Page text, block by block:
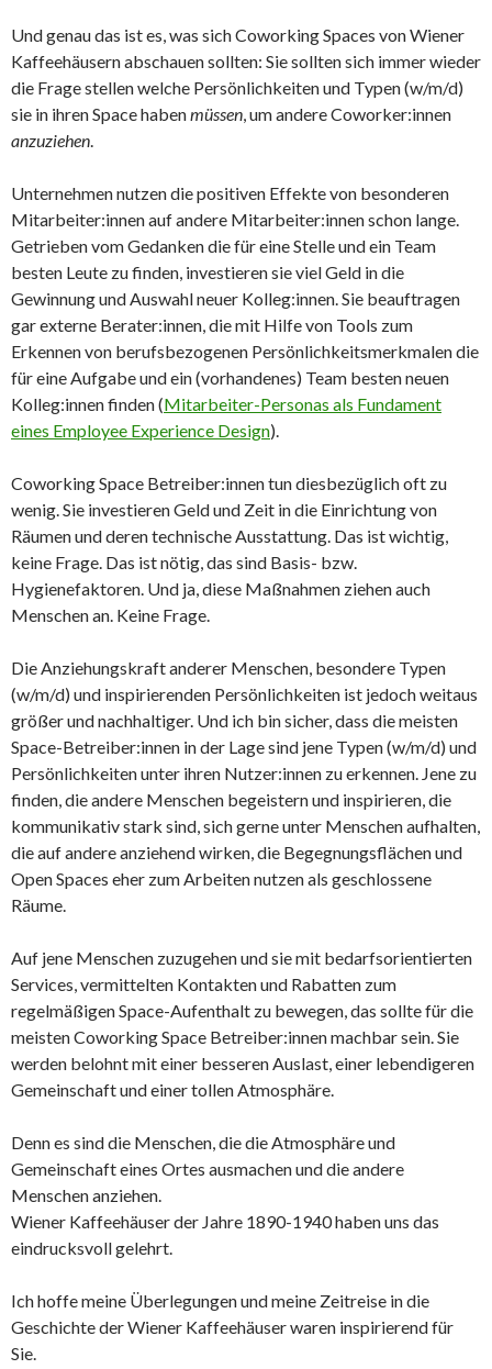
Und genau das ist es, was sich Coworking Spaces von Wiener
Kaffeehäusern abschauen sollten: Sie sollten sich immer wieder
die Frage stellen welche Persönlichkeiten und Typen (w/m/d)
sie in ihren Space habenmüssen, um andere Coworker:innen
anzuziehen.
Unternehmen nutzen die positiven Effekte von besonderen
Mitarbeiter:innen auf andere Mitarbeiter:innen schon lange.
Getrieben vom Gedanken die für eine Stelle und ein Team
besten Leute zu finden, investieren sie viel Geld in die
Gewinnung und Auswahl neuer Kolleg:innen. Sie beauftragen
gar externe Berater:innen, die mit Hilfe von Tools zum
Erkennen von berufsbezogenen Persönlichkeitsmerkmalen die
für eine Aufgabe und ein (vorhandenes) Team besten neuen
Kolleg:innen finden (Mitarbeiter-Personas als Fundament
eines Employee Experience Design).
Coworking Space Betreiber:innen tun diesbezüglich oft zu
wenig. Sie investieren Geld und Zeit in die Einrichtung von
Räumen und deren technische Ausstattung. Das ist wichtig,
keine Frage. Das ist nötig, das sind Basis- bzw.
Hygienefaktoren. Und ja, diese Maßnahmen ziehen auch
Menschen an. Keine Frage.
Die Anziehungskraft anderer Menschen, besondere Typen
(w/m/d) und inspirierenden Persönlichkeiten ist jedoch weitaus
größer und nachhaltiger. Und ich bin sicher, dass die meisten
Space-Betreiber:innen in der Lage sind jene Typen (w/m/d) und
Persönlichkeiten unter ihren Nutzer:innen zu erkennen. Jene zu
finden, die andere Menschen begeistern und inspirieren, die
kommunikativ stark sind, sich gerne unter Menschen aufhalten,
die auf andere anziehend wirken, die Begegnungsflächen und
Open Spaces eher zum Arbeiten nutzen als geschlossene
Räume.
Auf jene Menschen zuzugehen und sie mit bedarfsorientierten
Services, vermittelten Kontakten und Rabatten zum
regelmäßigen Space-Aufenthalt zu bewegen, das sollte für die
meisten Coworking Space Betreiber:innen machbar sein. Sie
werden belohnt mit einer besseren Auslast, einer lebendigeren
Gemeinschaft und einer tollen Atmosphäre.
Denn es sind die Menschen, die die Atmosphäre und
Gemeinschaft eines Ortes ausmachen und die andere
Menschen anziehen.
Wiener Kaffeehäuser der Jahre 1890-1940 haben uns das
eindrucksvoll gelehrt.
Ich hoffe meine Überlegungen und meine Zeitreise in die
Geschichte der Wiener Kaffeehäuser waren inspirierend für
Sie.